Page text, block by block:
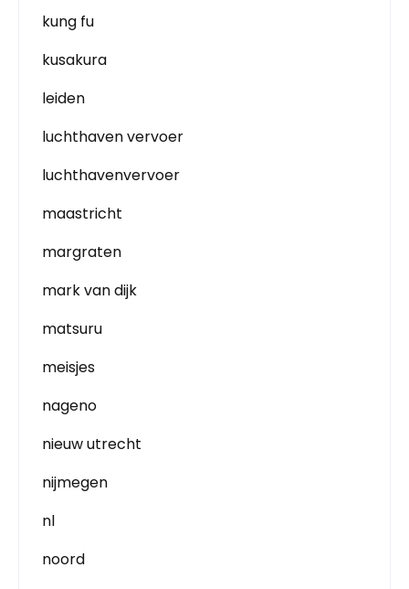
kung fu
kusakura
leiden
luchthaven vervoer
luchthavenvervoer
maastricht
margraten
mark van dijk
matsuru
meisjes
nageno
nieuw utrecht
nijmegen
nl
noord